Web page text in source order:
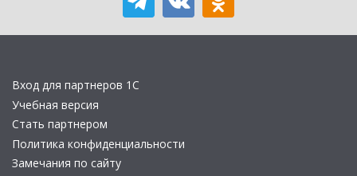
Вход для партнеров 1С
Учебная версия
Стать партнером
Политика конфиденциальности
Замечания по сайту